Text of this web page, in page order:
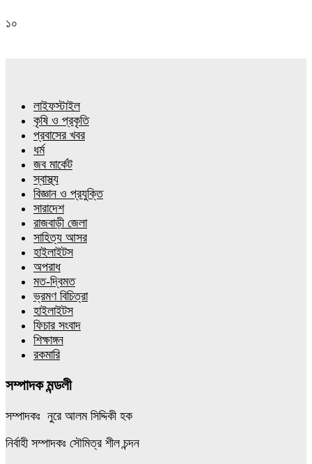
১০
লাইফস্টাইল
কৃষি ও প্রকৃতি
প্রবাসের খবর
ধর্ম
জব মার্কেট
স্বাস্থ্য
বিজ্ঞান ও প্রযুক্তি
সারাদেশ
রাজবাড়ী জেলা
সাহিত্য আসর
হাইলাইটস
অপরাধ
মত-দ্বিমত
ভ্রমণ বিচিত্রা
হাইলাইটস
ফিচার সংবাদ
শিক্ষাঙ্গন
রকমারি
সম্পাদক মন্ডলী
সম্পাদকঃ নুরে আলম সিদ্দিকী হক
নির্বাহী সম্পাদকঃ সৌমিত্র শীল চন্দন